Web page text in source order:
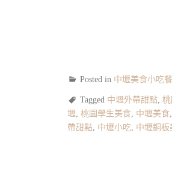
Posted in 中壢美食小吃
Tagged 中壢外帶甜點,
壢, 桃園學生美食, 中壢美食,
帶甜點, 中壢小吃, 中壢銅板